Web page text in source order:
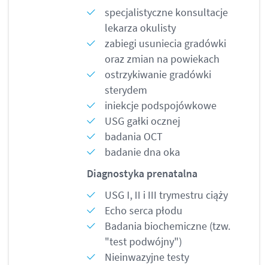
specjalistyczne konsultacje
lekarza okulisty
zabiegi usuniecia gradówki
oraz zmian na powiekach
ostrzykiwanie gradówki
sterydem
iniekcje podspojówkowe
USG gałki ocznej
badania OCT
badanie dna oka
Diagnostyka prenatalna
USG I, II i III trymestru ciąży
Echo serca płodu
Badania biochemiczne (tzw.
"test podwójny")
Nieinwazyjne testy